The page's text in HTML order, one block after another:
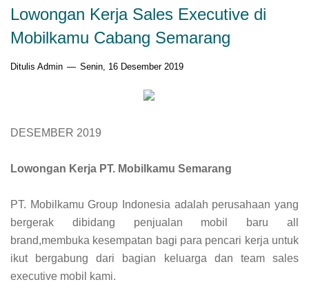
Lowongan Kerja Sales Executive di
Mobilkamu Cabang Semarang
Ditulis Admin Senin, 16 Desember 2019
DESEMBER 2019
Lowongan Kerja PT. Mobilkamu Semarang
PT. Mobilkamu Group Indonesia adalah perusahaan yang
bergerak dibidang penjualan mobil baru all
brand,membuka kesempatan bagi para pencari kerja untuk
ikut bergabung dari bagian keluarga dan team sales
executive mobil kami.